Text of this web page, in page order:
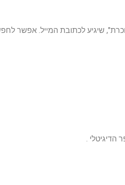
שיגיע לכתובת המייל. אפשר
הדיגיטלי .